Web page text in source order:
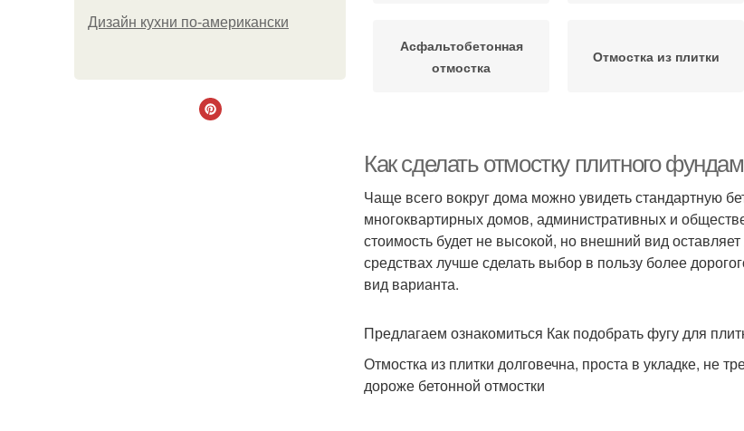
Дизайн кухни по-американски
Асфальтобетонная
отмостка
Отмостка из плитки
Обычная отмостка Скрытая отмостка
плитки
Как сделать отмостку плитного
Чаще всего вокруг дома можно увидеть стандартную
многоквартирных домов, административных и
стоимость будет не высокой, но внешний вид
средствах лучше сделать выбор в пользу более
вид варианта.
Предлагаем ознакомиться Как подобрать фугу для
Отмостка из плитки долговечна, проста в укладке, не
дороже бетонной отмостки